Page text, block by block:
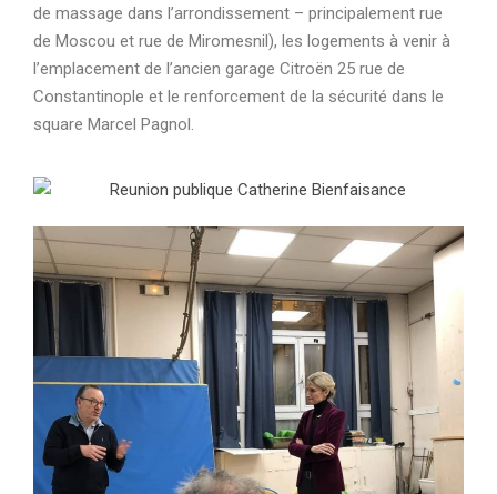
de massage dans l’arrondissement – principalement rue
de Moscou et rue de Miromesnil), les logements à venir à
l’emplacement de l’ancien garage Citroën 25 rue de
Constantinople et le renforcement de la sécurité dans le
square Marcel Pagnol.